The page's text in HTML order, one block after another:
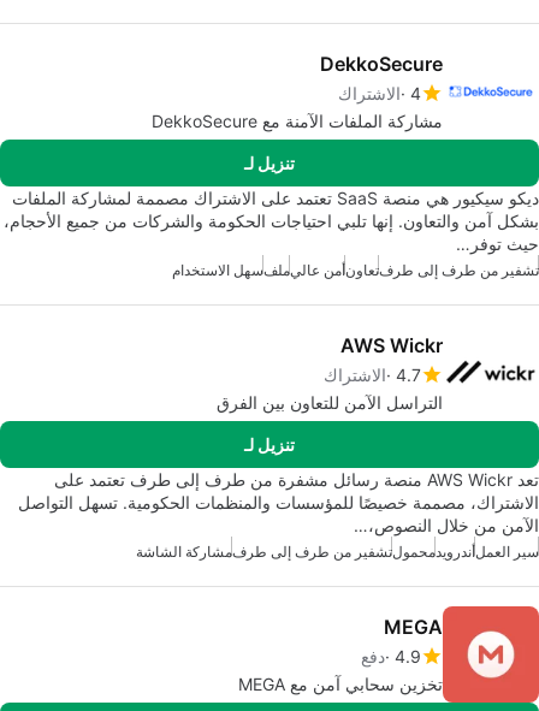
DekkoSecure
4 الاشتراك
مشاركة الملفات الآمنة مع DekkoSecure
تنزيل لـ
ديكو سيكيور هي منصة SaaS تعتمد على الاشتراك مصممة لمشاركة الملفات
بشكل آمن والتعاون. إنها تلبي احتياجات الحكومة والشركات من جميع الأحجام،
حيث توفر…
تشفير من طرف إلى طرفتعاونأمن عاليملفسهل الاستخدام
AWS Wickr
4.7 الاشتراك
التراسل الآمن للتعاون بين الفرق
تنزيل لـ
تعد AWS Wickr منصة رسائل مشفرة من طرف إلى طرف تعتمد على
الاشتراك، مصممة خصيصًا للمؤسسات والمنظمات الحكومية. تسهل التواصل
الآمن من خلال النصوص،…
سير العملأندرويدمحمولتشفير من طرف إلى طرفمشاركة الشاشة
MEGA
4.9 دفع
تخزين سحابي آمن مع MEGA